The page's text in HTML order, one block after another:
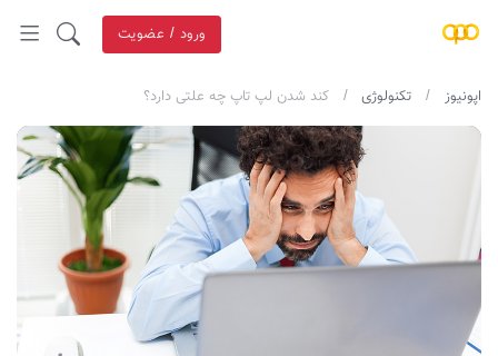
ورود / عضویت
اپونیوز تکنولوژی کند شدن لپ تاپ چه علتی دارد؟